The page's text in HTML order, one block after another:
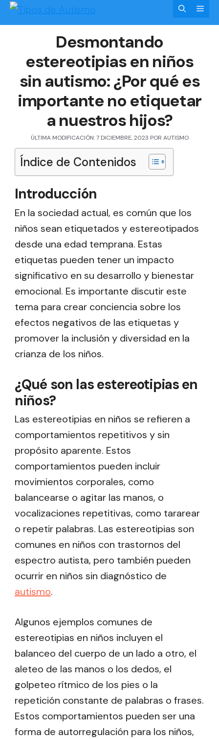
Saltar
al
Desmontando
estereotipias en niños
sin autismo: ¿Por qué es
importante no etiquetar
a nuestros hijos?
ÚLTIMA MODIFICACIÓN: 7 DICIEMBRE, 2023 POR AUTISMO
Índice de Contenidos
Introducción
En la sociedad actual, es común que los
niños sean etiquetados y estereotipados
desde una edad temprana. Estas
etiquetas pueden tener un impacto
significativo en su desarrollo y bienestar
emocional. Es importante discutir este
tema para crear conciencia sobre los
efectos negativos de las etiquetas y
promover la inclusión y diversidad en la
crianza de los niños.
¿Qué son las estereotipias en
niños?
Las estereotipias en niños se refieren a
comportamientos repetitivos y sin
propósito aparente. Estos
comportamientos pueden incluir
movimientos corporales, como
balancearse o agitar las manos, o
vocalizaciones repetitivas, como tararear
o repetir palabras. Las estereotipias son
comunes en niños con trastornos del
espectro autista, pero también pueden
ocurrir en niños sin diagnóstico de
autismo.
Algunos ejemplos comunes de
estereotipias en niños incluyen el
balanceo del cuerpo de un lado a otro, el
aleteo de las manos o los dedos, el
golpeteo rítmico de los pies o la
repetición constante de palabras o frases.
Estos comportamientos pueden ser una
forma de autorregulación para los niños,